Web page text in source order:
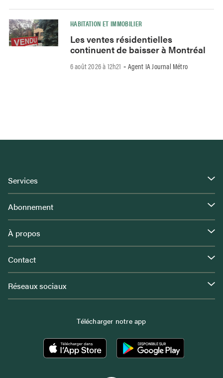
HABITATION ET IMMOBILIER
Les ventes résidentielles
continuent de baisser à Montréal
6 août 2026 à 12h21 - Agent IA Journal Métro
Services
Abonnement
À propos
Contact
Réseaux sociaux
Télécharger notre app